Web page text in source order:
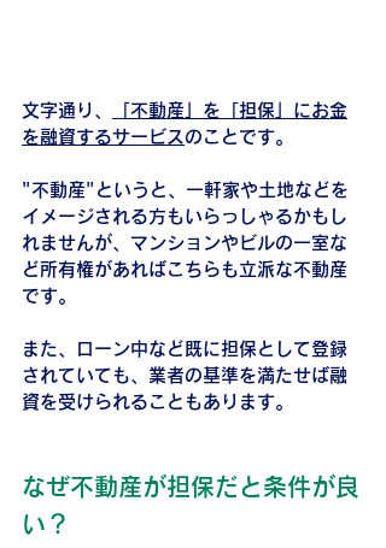
文字通り、
「不動産」を「担保」にお金
を融資するサービス のことです。
"不動産"というと、一軒家や土地などを
イメージされる方もいらっしゃるかもし
れませんが、マンションやビルの一室な
ど所有権があればこちらも立派な不動産
です。
また、ローン中など既に担保として登録
されていても、業者の基準を満たせば融
資を受けられることもあります。
なぜ不動産が担保だと条件が良
い？